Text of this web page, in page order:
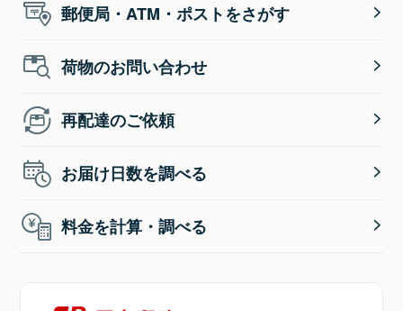
郵便局・ATM・ポストをさがす
荷物のお問い合わせ
再配達のご依頼
お届け日数を調べる
料金を計算・調べる